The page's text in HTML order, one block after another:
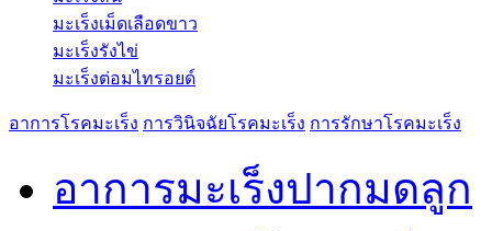
มะเร็งเม็ดเลือดขาว
มะเร็งรังไข่
มะเร็งต่อมไทรอยด์
อาการโรคมะเร็ง การวินิจฉัยโรคมะเร็ง การรักษาโรคมะเร็ง
อาการมะเร็งปากมดลูก